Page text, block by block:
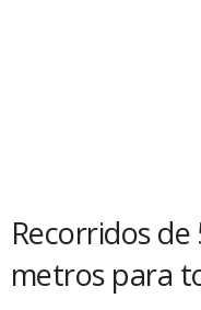
Recorridos de
metros para